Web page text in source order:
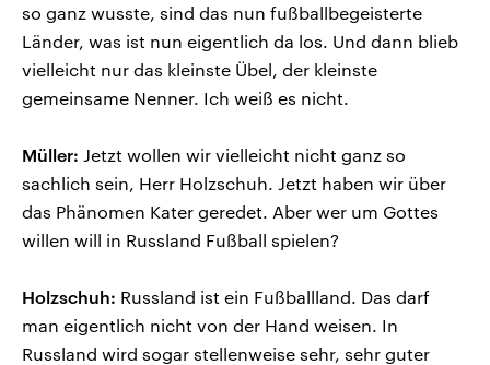
so ganz wusste, sind das nun fußballbegeisterte
Länder, was ist nun eigentlich da los. Und dann blieb
vielleicht nur das kleinste Übel, der kleinste
gemeinsame Nenner. Ich weiß es nicht.
Müller: Jetzt wollen wir vielleicht nicht ganz so
sachlich sein, Herr Holzschuh. Jetzt haben wir über
das Phänomen Kater geredet. Aber wer um Gottes
willen will in Russland Fußball spielen?
Holzschuh: Russland ist ein Fußballland. Das darf
man eigentlich nicht von der Hand weisen. In
Russland wird sogar stellenweise sehr, sehr guter